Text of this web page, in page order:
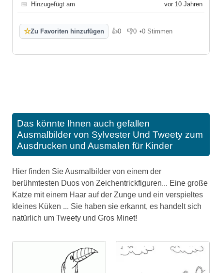
📅 Hinzugefügt am vor 10 Jahren
☆Zu Favoriten hinzufügen 👍0
Gefällt mir
👎0
Gefällt mir nicht
•0 Stimmen
Das könnte Ihnen auch gefallen
Ausmalbilder von Sylvester Und Tweety zum
Ausdrucken und Ausmalen für Kinder
Hier finden Sie Ausmalbilder von einem der
berühmtesten Duos von Zeichentrickfiguren... Eine große
Katze mit einem Haar auf der Zunge und ein verspieltes
kleines Küken ... Sie haben sie erkannt, es handelt sich
natürlich um Tweety und Gros Minet!